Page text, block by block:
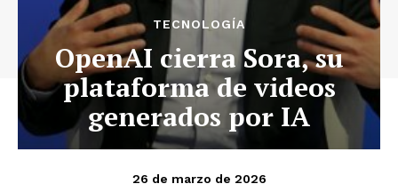
TECNOLOGÍA
OpenAI cierra Sora, su
plataforma de videos
generados por IA
26 de marzo de 2026